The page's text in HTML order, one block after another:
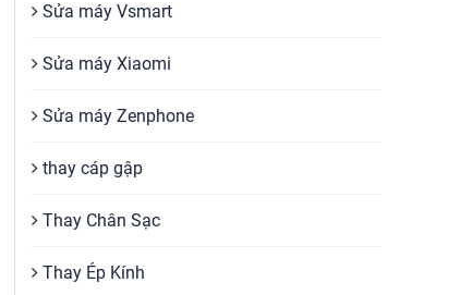
Sửa máy Vsmart
Sửa máy Xiaomi
Sửa máy Zenphone
thay cáp gập
Thay Chân Sạc
Thay Ép Kính